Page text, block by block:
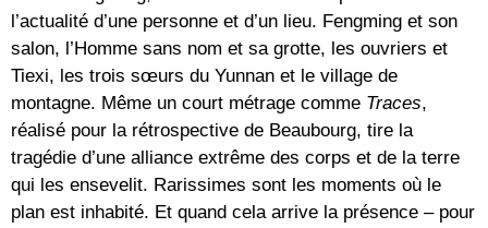
l’actualité d’une personne et d’un lieu. Fengming et son
salon, l’Homme sans nom et sa grotte, les ouvriers et
Tiexi, les trois sœurs du Yunnan et le village de
montagne. Même un court métrage comme Traces,
réalisé pour la rétrospective de Beaubourg, tire la
tragédie d’une alliance extrême des corps et de la terre
qui les ensevelit. Rarissimes sont les moments où le
plan est inhabité. Et quand cela arrive la présence – pour